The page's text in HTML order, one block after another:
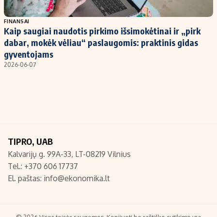
Populiarios temos
Investavimas
Akcijų rinka
Saulės elektrinės
Titulinis
Nedarbo išmokos skaičiuoklė
Redakcija
Apie mus
Redakcijos politika
FINANSAI
Kaip saugiai naudotis pirkimo išsimokėtinai ir „pirk
dabar, mokėk vėliau“ paslaugomis: praktinis gidas
gyventojams
2026-06-07
TIPRO, UAB
Kalvarijų g. 99A-33, LT-08219 Vilnius
Tel.: +370 606 17737
El. paštas: info@ekonomika.lt